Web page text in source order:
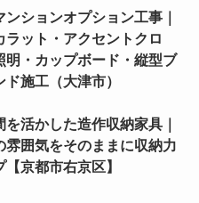
ンションオプション工事｜
ラット・アクセントクロ
明・カップボード・縦型ブ
ド施工（大津市）
を活かした造作収納家具｜
雰囲気をそのままに収納力
【京都市右京区】